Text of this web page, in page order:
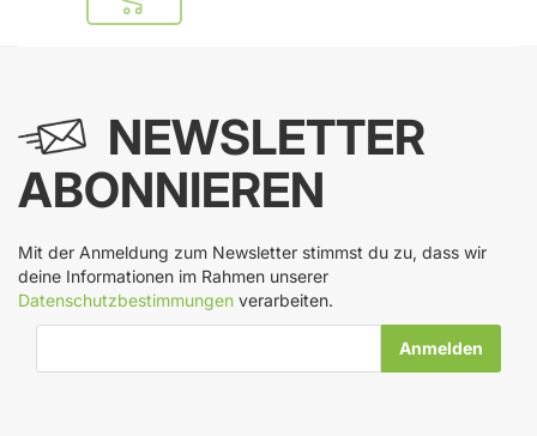
In den Warenkorb
NEWSLETTER
ABONNIEREN
Mit der Anmeldung zum Newsletter stimmst du zu, dass wir
deine Informationen im Rahmen unserer
Datenschutzbestimmungen verarbeiten.